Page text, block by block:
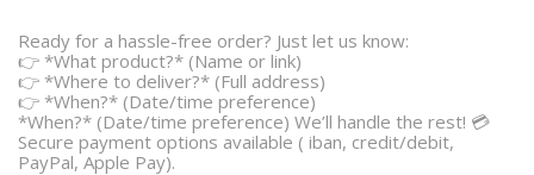
Ready for a hassle-free order? Just let us know:
👉 *What product?* (Name or link)
👉 *Where to deliver?* (Full address)
👉 *When?* (Date/time preference)
*When?* (Date/time preference) We’ll handle the rest! 💳
Secure payment options available ( iban, credit/debit,
PayPal, Apple Pay).